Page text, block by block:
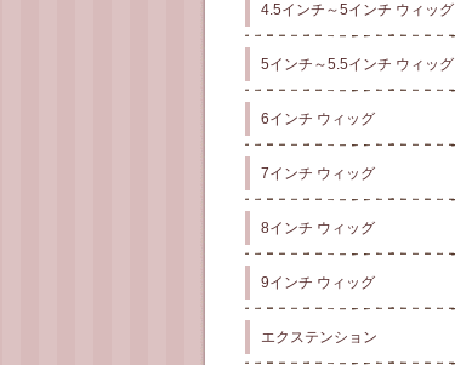
4.5インチ～5インチ ウィッグ
5インチ～5.5インチ ウィッグ
6インチ ウィッグ
7インチ ウィッグ
8インチ ウィッグ
9インチ ウィッグ
エクステンション